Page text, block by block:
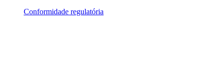
Conformidade regulatória